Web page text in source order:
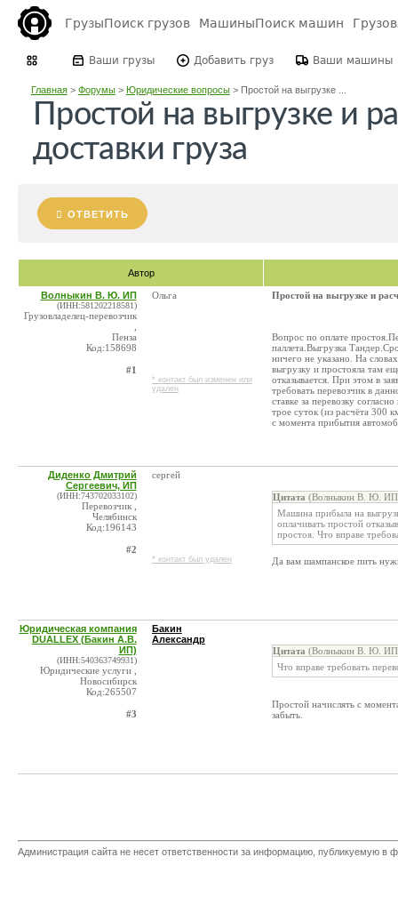
ГрузыПоиск грузов МашиныПоиск машин
Ваши грузы Добавить груз Ваши машины
Главная> Форумы> Юридические вопросы> Простой на выгрузке ...
Простой на выгрузке и
доставки груза
ОТВЕТИТЬ
Автор
Волныкин В. Ю. ИП
(ИНН:581202218581)
Грузовладелец-перевозчик
Пенза
Код:158698
#1
Ольга
* контакт был изменен или
удален
Простой на выгрузке и
Вопрос по оплате
паллета.Выгрузка
ничего не указано. На
выгрузку и простояла там
отказывается. При этом в
требовать перевозчик в
ставке за перевозку
трое суток (из расчёта 300
с момента прибытия
Диденко Дмитрий
Сергеевич, ИП
(ИНН:743702033102)
Перевозчик ,
Челябинск
Код:196143
#2
сергей
* контакт был удален
Цитата (Волныкин В. Ю. ИП
Машина прибыла на
оплачивать простой
простоя. Что вправе
Да вам шампанское пить
Юридическая компания
DUALLEX (Бакин А.В.
ИП)
(ИНН:540363749931)
Юридические услуги ,
Новосибирск
Код:265507
#3
Бакин
Александр
Цитата (Волныкин В. Ю. ИП
Что вправе требовать
Простой начислять с
забыть.
Администрация сайта не несет ответственности за информацию, публикуемую